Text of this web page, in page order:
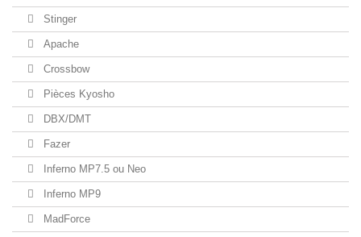
Stinger
Apache
Crossbow
Pièces Kyosho
DBX/DMT
Fazer
Inferno MP7.5 ou Neo
Inferno MP9
MadForce